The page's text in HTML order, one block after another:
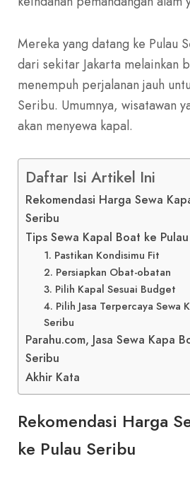
Mereka yang datang ke Pulau
dari sekitar Jakarta melainkan
menempuh perjalanan jauh
Seribu. Umumnya, wisatawan
akan menyewa kapal.
Daftar Isi Artikel Ini
Rekomendasi Harga Sewa
Seribu
Tips Sewa Kapal Boat ke
1. Pastikan Kondisimu Fit
2. Persiapkan Obat-obatan
3. Pilih Kapal Sesuai Budget
4. Pilih Jasa Terpercaya Sewa
Seribu
Parahu.com, Jasa Sewa Kapa
Seribu
Akhir Kata
Rekomendasi Harga
ke Pulau Seribu